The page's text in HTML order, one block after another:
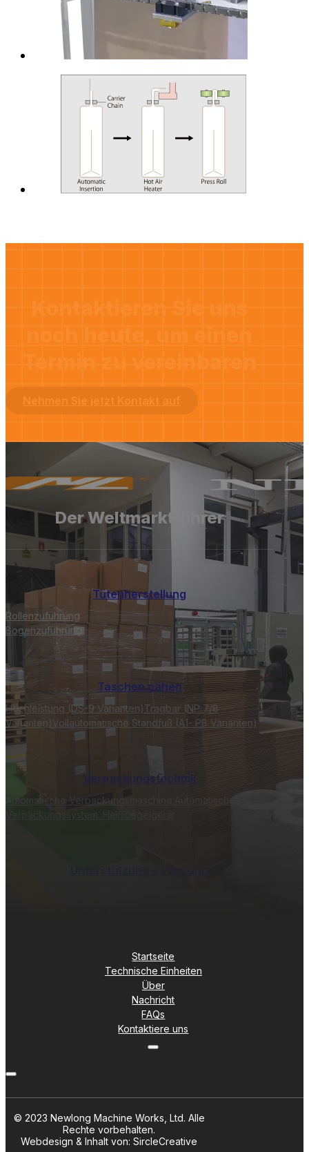
Der Weltmarktführer
Tütenherstellung
Rollenzuführung
Bogenzuführung
Taschen nähen
Hochleistung (DS-9 Varianten)Tragbar (NP 7/8
Varianten)Vollautomatische Standfuß (A1- PB Varianten)
Verpackungstechnik
Automatische Verpackungsmaschine.
Automatisches
Startseite
Technische Einheiten
Über
Nachricht
FAQs
Kontaktiere uns
© 2023 Newlong Machine Works, Ltd. Alle
Rechte vorbehalten.
Webdesign & Inhalt von: SircleCreative